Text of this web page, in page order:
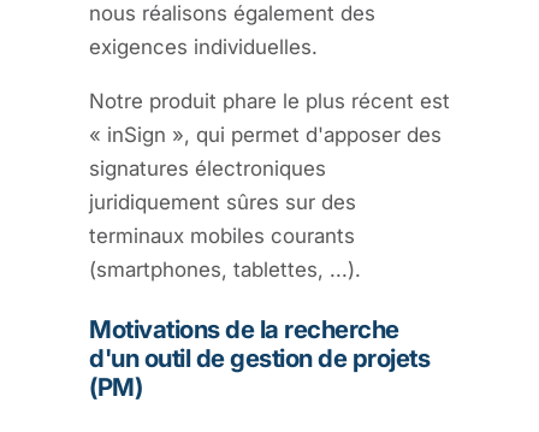
nous réalisons également des
exigences individuelles.
Notre produit phare le plus récent est
« inSign », qui permet d'apposer des
signatures électroniques
juridiquement sûres sur des
terminaux mobiles courants
(smartphones, tablettes, ...).
Motivations de la recherche
d'un outil de gestion de projets
(PM)